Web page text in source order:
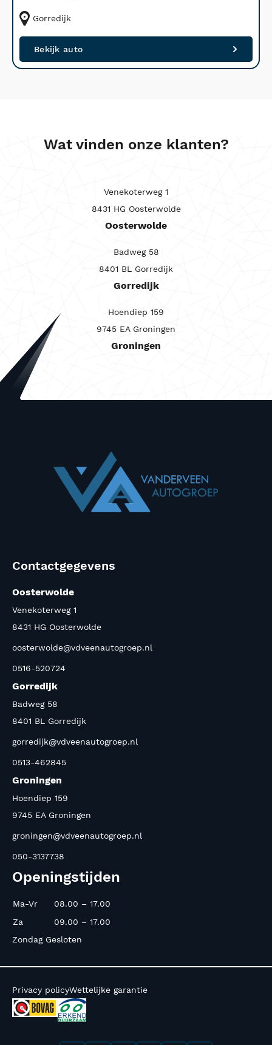
Gorredijk
Bekijk auto
Wat vinden onze klanten?
Venekoterweg 1
8431 HG Oosterwolde
Oosterwolde
Badweg 58
8401 BL Gorredijk
Gorredijk
Hoendiep 159
9745 EA Groningen
Groningen
Contactgegevens
Oosterwolde
Venekoterweg 1
8431 HG Oosterwolde
oosterwolde@vdveenautogroep.nl
0516-520724
Gorredijk
Badweg 58
8401 BL Gorredijk
gorredijk@vdveenautogroep.nl
0513-462845
Groningen
Hoendiep 159
9745 EA Groningen
groningen@vdveenautogroep.nl
050-3137738
Openingstijden
Ma-Vr
08.00 – 17.00
Za
09.00 – 17.00
Zondag Gesloten
Privacy policyWettelijke garantie